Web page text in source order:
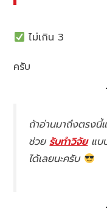
ไม่เกิน 3
ครับ
ถ้าอ่านมาถึงตรง
ช่วยรับทำวิจัยแบ
ได้เลยนะครับ